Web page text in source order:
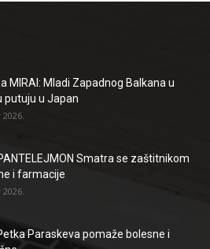
MIRAI: Mladi Zapadnog Balkana u
putuju u Japan
2026.
Smatra se zaštitnikom
i farmacije
2026.
Paraskeva pomaže bolesne i